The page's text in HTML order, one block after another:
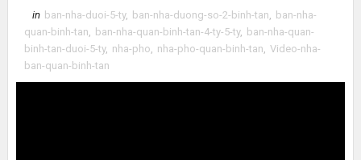
in ban-nha-duoi-5-ty, ban-nha-duong-so-2-binh-tan, ban-nha-
quan-binh-tan, ban-nha-quan-binh-tan-4-ty-5-ty, ban-nha-quan-
binh-tan-duoi-5-ty, nha-pho, nha-pho-quan-binh-tan, Video-nha-
ban-quan-binh-tan